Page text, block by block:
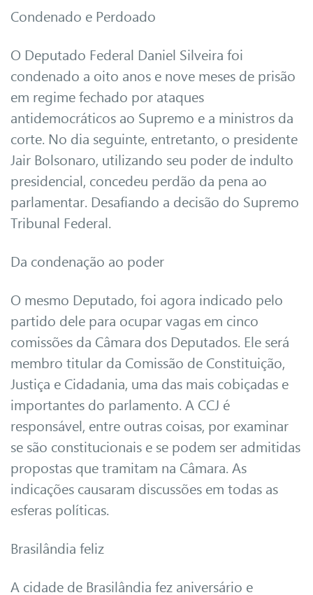
Condenado e Perdoado
O Deputado Federal Daniel Silveira foi
condenado a oito anos e nove meses de prisão
em regime fechado por ataques
antidemocráticos ao Supremo e a ministros da
corte. No dia seguinte, entretanto, o presidente
Jair Bolsonaro, utilizando seu poder de indulto
presidencial, concedeu perdão da pena ao
parlamentar. Desafiando a decisão do Supremo
Tribunal Federal.
Da condenação ao poder
O mesmo Deputado, foi agora indicado pelo
partido dele para ocupar vagas em cinco
comissões da Câmara dos Deputados. Ele será
membro titular da Comissão de Constituição,
Justiça e Cidadania, uma das mais cobiçadas e
importantes do parlamento. A CCJ é
responsável, entre outras coisas, por examinar
se são constitucionais e se podem ser admitidas
propostas que tramitam na Câmara. As
indicações causaram discussões em todas as
esferas políticas.
Brasilândia feliz
A cidade de Brasilândia fez aniversário e